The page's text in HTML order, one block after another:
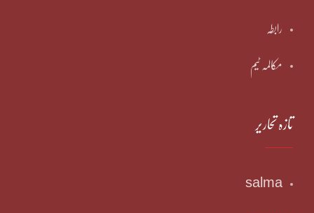
رابطہ
مکالمہ ٹیم
تازہ تحاریر
salma